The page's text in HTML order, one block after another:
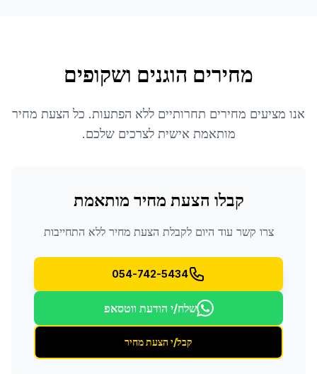
מחירים הוגנים ושקופים
אנו מציעים מחירים תחרותיים ללא הפתעות. כל הצעת מחיר
מותאמת אישית לצרכים שלכם.
קבלו הצעת מחיר מותאמת
צרו קשר עוד היום לקבלת הצעת מחיר ללא התחייבות
054-742-5434
שלח/י הודעת ווטסאפ
קבל/י הצעת מחיר